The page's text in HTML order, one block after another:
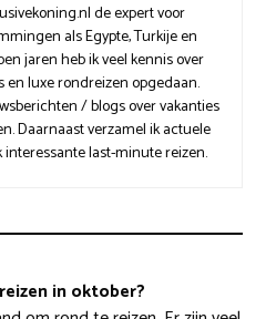
de expert voor
als Egypte, Turkije en
jaren heb ik veel kennis over
en luxe rondreizen opgedaan.
/ blogs over vakanties
Daarnaast verzamel ik actuele
last-minute reizen.
in oktober?